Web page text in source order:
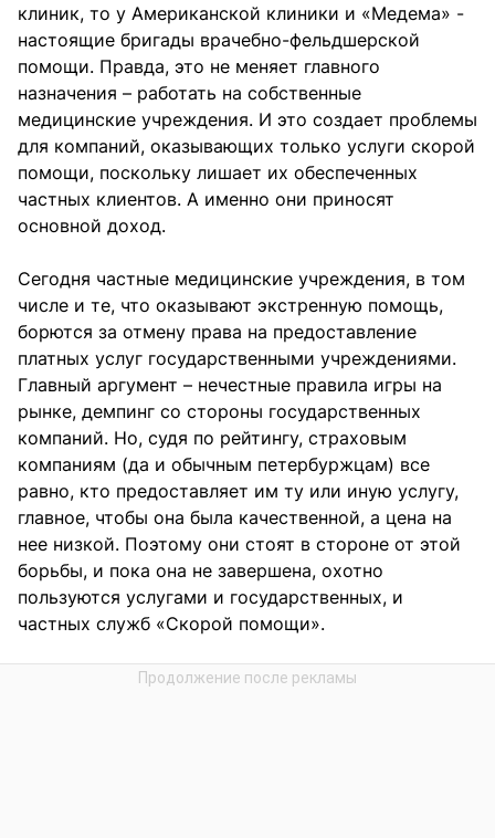
клиник, то у Американской клиники и «Медема» -
настоящие бригады врачебно-фельдшерской
помощи. Правда, это не меняет главного
назначения – работать на собственные
медицинские учреждения. И это создает проблемы
для компаний, оказывающих только услуги скорой
помощи, поскольку лишает их обеспеченных
частных клиентов. А именно они приносят
основной доход.
Сегодня частные медицинские учреждения, в том
числе и те, что оказывают экстренную помощь,
борются за отмену права на предоставление
платных услуг государственными учреждениями.
Главный аргумент – нечестные правила игры на
рынке, демпинг со стороны государственных
компаний. Но, судя по рейтингу, страховым
компаниям (да и обычным петербуржцам) все
равно, кто предоставляет им ту или иную услугу,
главное, чтобы она была качественной, а цена на
нее низкой. Поэтому они стоят в стороне от этой
борьбы, и пока она не завершена, охотно
пользуются услугами и государственных, и
частных служб «Скорой помощи».